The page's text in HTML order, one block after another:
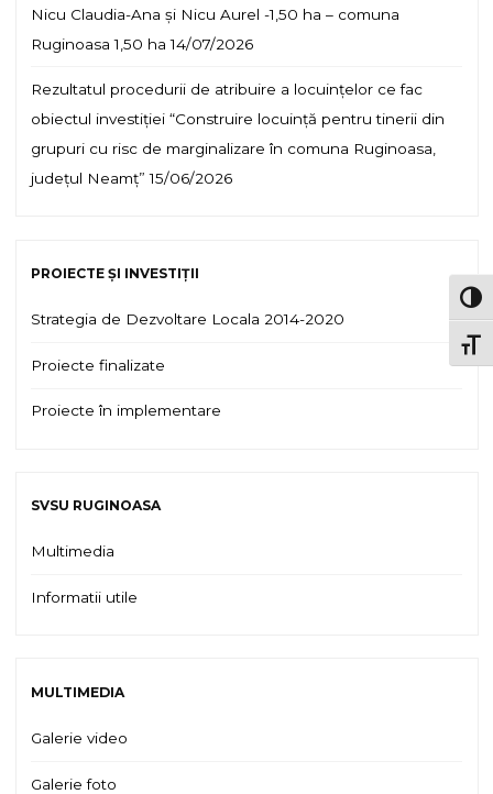
Nicu Claudia-Ana și Nicu Aurel -1,50 ha – comuna
Ruginoasa 1,50 ha 14/07/2026
Rezultatul procedurii de atribuire a locuințelor ce fac
obiectul investiției “Construire locuință pentru tinerii din
grupuri cu risc de marginalizare în comuna Ruginoasa,
județul Neamț” 15/06/2026
PROIECTE ȘI INVESTIȚII
Strategia de Dezvoltare Locala 2014-2020
Proiecte finalizate
Proiecte în implementare
SVSU RUGINOASA
Multimedia
Informatii utile
MULTIMEDIA
Galerie video
Galerie foto